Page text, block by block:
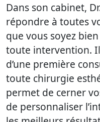
Dans son cabinet,
répondre à toutes
que vous soyez
toute intervention.
d’une première
toute chirurgie
permet de cerner
de personnaliser